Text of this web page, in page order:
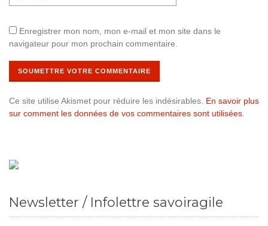
Enregistrer mon nom, mon e-mail et mon site dans le
navigateur pour mon prochain commentaire.
Ce site utilise Akismet pour réduire les indésirables. En savoir plus
sur comment les données de vos commentaires sont utilisées
Newsletter / Infolettre savoiragile